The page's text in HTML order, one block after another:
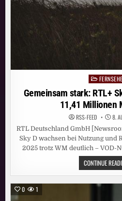
Posted
in
Gemeinsam stark: RTL+
11,41 Millionen
RSS-FEED 8.
RTL Deutschland GmbH
Sky D wachsen bei Nutzung und
2025 trotz WM deutlich – VOD-
CONTINUE
0 1